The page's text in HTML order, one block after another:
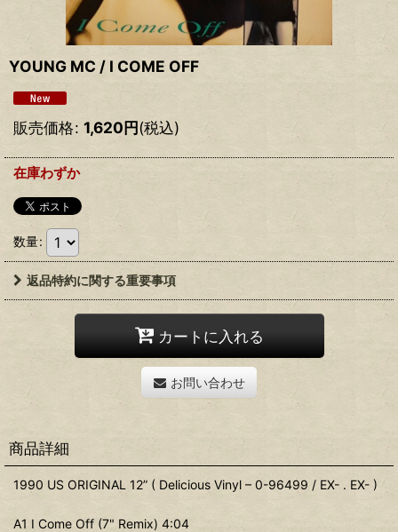
YOUNG MC / I COME OFF
販売価格: 1,620円(税込)
在庫わずか
数量:
返品特約に関する重要事項
カートに入れる
お問い合わせ
商品詳細
1990 US ORIGINAL 12” ( Delicious Vinyl – 0-96499 / EX- . EX- )
A1 I Come Off (7" Remix) 4:04